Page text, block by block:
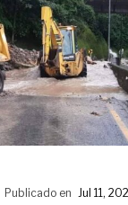
Publicado en Jul 11,